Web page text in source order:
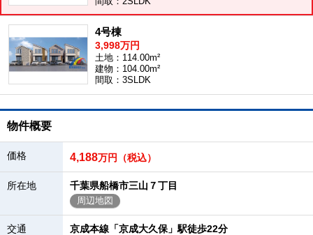
4号棟
3,998万円
土地：114.00m²
建物：104.00m²
間取：3SLDK
物件概要
価格 4,188万円（税込）
所在地 千葉県船橋市三山７丁目
周辺地図
交通
京成本線「京成大久保」駅徒歩22分